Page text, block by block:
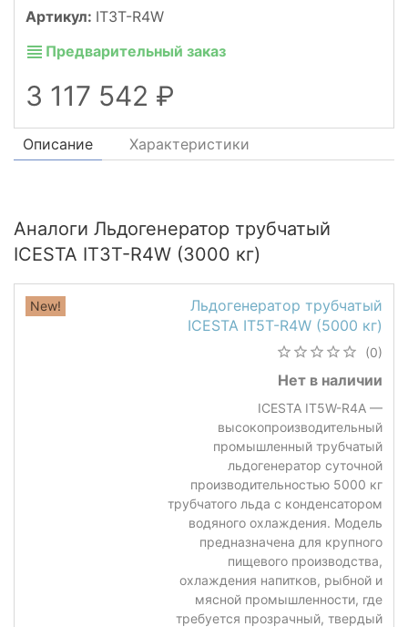
Артикул: IT3T-R4W
Предварительный заказ
3 117 542
Описание Характеристики
Аналоги Льдогенератор трубчатый
ICESTA IT3T-R4W (3000 кг)
Льдогенератор трубчатый
ICESTA IT5T-R4W (5000 кг)
(0)
Нет в наличии
ICESTA IT5W-R4A —
высокопроизводительный
промышленный трубчатый
льдогенератор суточной
производительностью 5000 кг
трубчатого льда с конденсатором
водяного охлаждения. Модель
предназначена для крупного
пищевого производства,
охлаждения напитков, рыбной и
мясной промышленности, где
требуется прозрачный, твердый
New!